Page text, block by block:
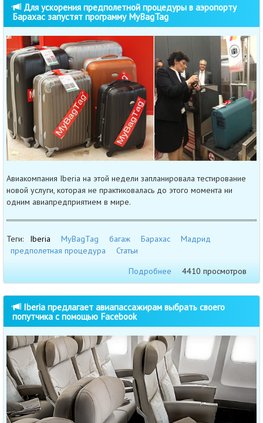
Для ускорения предполетной процедуры в аэропорту
Барахас запустят программу MyBagTag
Авиакомпания Iberia на этой недели запланировала тестирование
новой услуги, которая не практиковалась до этого момента ни
одним авиапредприятием в мире.
Теги: Iberia MyBagTag багаж Барахас
Мадрид
предполетная процедура
Статьи
Подробнее
4410 просмотров
Iberia предлагает авиапассажирам выбрать своего
попутчика с помощью Facebook